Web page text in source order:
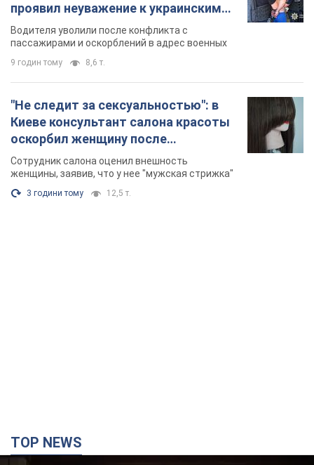
проявил неуважение к украинским
военным и поплатился за это.
Видео
Водителя уволили после конфликта с
пассажирами и оскорблений в адрес военных
9 годин тому 8,6 т.
"Не следит за сексуальностью": в
Киеве консультант салона красоты
оскорбил женщину после
химиотерапии, разгорелся скандал.
Фото
Сотрудник салона оценил внешность
женщины, заявив, что у нее "мужская стрижка"
3 години тому 12,5 т.
TOP NEWS